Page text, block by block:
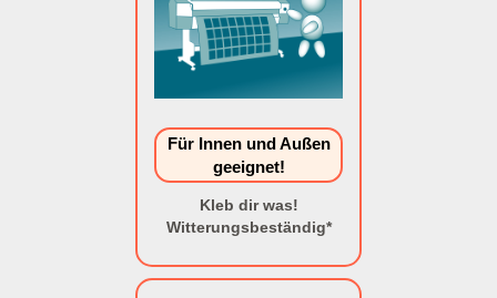
Für Innen und Außen
geeignet!
Kleb dir was!
Witterungsbeständig*